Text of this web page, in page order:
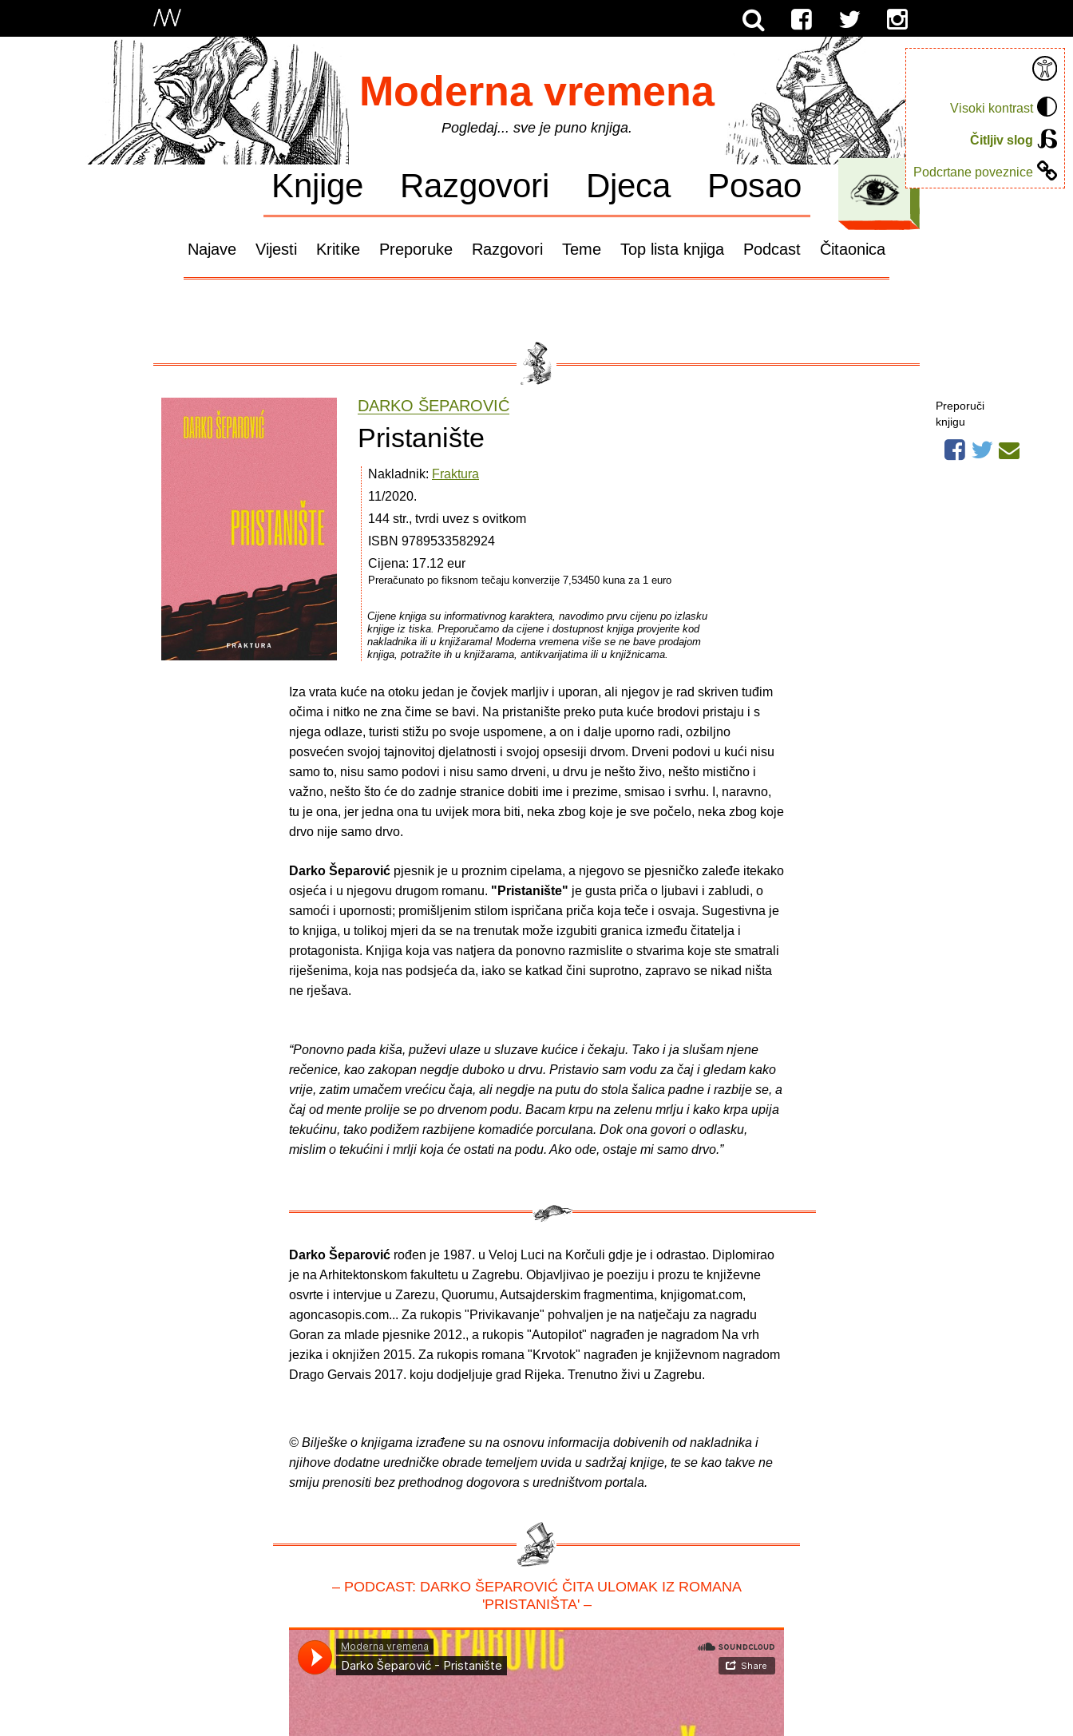
Visoki kontrast
Čitljiv slog
Podcrtane poveznice
Moderna vremena
Pogledaj... sve je puno knjiga.
Knjige Razgovori Djeca Posao
Najave Vijesti Kritike Preporuke Razgovori Teme Top lista knjiga Podcast Čitaonica
DARKO ŠEPAROVIĆ
Pristanište
Nakladnik: Fraktura
11/2020.
144 str., tvrdi uvez s ovitkom
ISBN 9789533582924
Cijena: 17.12 eur
Preračunato po fiksnom tečaju konverzije 7,53450 kuna za 1 euro
Cijene knjiga su informativnog karaktera, navodimo prvu cijenu po izlasku
knjige iz tiska. Preporučamo da cijene i dostupnost knjiga provjerite kod
nakladnika ili u knjižarama! Moderna vremena više se ne bave prodajom
knjiga, potražite ih u knjižarama, antikvarijatima ili u knjižnicama.
Iza vrata kuće na otoku jedan je čovjek marljiv i uporan, ali njegov je rad skriven tuđim
očima i nitko ne zna čime se bavi. Na pristanište preko puta kuće brodovi pristaju i s
njega odlaze, turisti stižu po svoje uspomene, a on i dalje uporno radi, ozbiljno
posvećen svojoj tajnovitoj djelatnosti i svojoj opsesiji drvom. Drveni podovi u kući nisu
samo to, nisu samo podovi i nisu samo drveni, u drvu je nešto živo, nešto mistično i
važno, nešto što će do zadnje stranice dobiti ime i prezime, smisao i svrhu. I, naravno,
tu je ona, jer jedna ona tu uvijek mora biti, neka zbog koje je sve počelo, neka zbog koje
drvo nije samo drvo.
Darko Šeparović pjesnik je u proznim cipelama, a njegovo se pjesničko zaleđe itekako
osjeća i u njegovu drugom romanu. "Pristanište" je gusta priča o ljubavi i zabludi, o
samoći i upornosti; promišljenim stilom ispričana priča koja teče i osvaja. Sugestivna je
to knjiga, u tolikoj mjeri da se na trenutak može izgubiti granica između čitatelja i
protagonista. Knjiga koja vas natjera da ponovno razmislite o stvarima koje ste smatrali
riješenima, koja nas podsjeća da, iako se katkad čini suprotno, zapravo se nikad ništa
ne rješava.
“Ponovno pada kiša, puževi ulaze u sluzave kućice i čekaju. Tako i ja slušam njene
rečenice, kao zakopan negdje duboko u drvu. Pristavio sam vodu za čaj i gledam kako
vrije, zatim umačem vrećicu čaja, ali negdje na putu do stola šalica padne i razbije se, a
čaj od mente prolije se po drvenom podu. Bacam krpu na zelenu mrlju i kako krpa upija
tekućinu, tako podižem razbijene komadiće porculana. Dok ona govori o odlasku,
mislim o tekućini i mrlji koja će ostati na podu. Ako ode, ostaje mi samo drvo.”
Darko Šeparović rođen je 1987. u Veloj Luci na Korčuli gdje je i odrastao. Diplomirao
je na Arhitektonskom fakultetu u Zagrebu. Objavljivao je poeziju i prozu te književne
osvrte i intervjue u Zarezu, Quorumu, Autsajderskim fragmentima, knjigomat.com,
agoncasopis.com... Za rukopis "Privikavanje" pohvaljen je na natječaju za nagradu
Goran za mlade pjesnike 2012., a rukopis "Autopilot" nagrađen je nagradom Na vrh
jezika i oknjižen 2015. Za rukopis romana "Krvotok" nagrađen je književnom nagradom
Drago Gervais 2017. koju dodjeljuje grad Rijeka. Trenutno živi u Zagrebu.
© Bilješke o knjigama izrađene su na osnovu informacija dobivenih od nakladnika i
njihove dodatne uredničke obrade temeljem uvida u sadržaj knjige, te se kao takve ne
smiju prenositi bez prethodnog dogovora s uredništvom portala.
– PODCAST: DARKO ŠEPAROVIĆ ČITA ULOMAK IZ ROMANA
'PRISTANIŠTA' –
Preporuči
knjigu